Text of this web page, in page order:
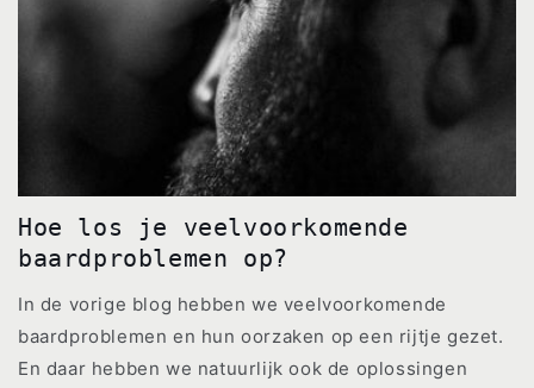
Hoe los je veelvoorkomende
baardproblemen op?
In de vorige blog hebben we veelvoorkomende
baardproblemen en hun oorzaken op een rijtje gezet.
En daar hebben we natuurlijk ook de oplossingen